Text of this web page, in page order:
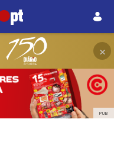
×
PUB